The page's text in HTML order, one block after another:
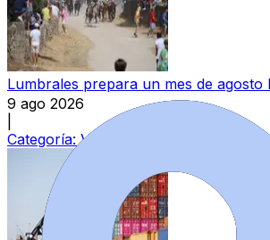
Lumbrales prepara un mes de
9 ago 2026
Categoría:Vitigudino, Las Arribes y